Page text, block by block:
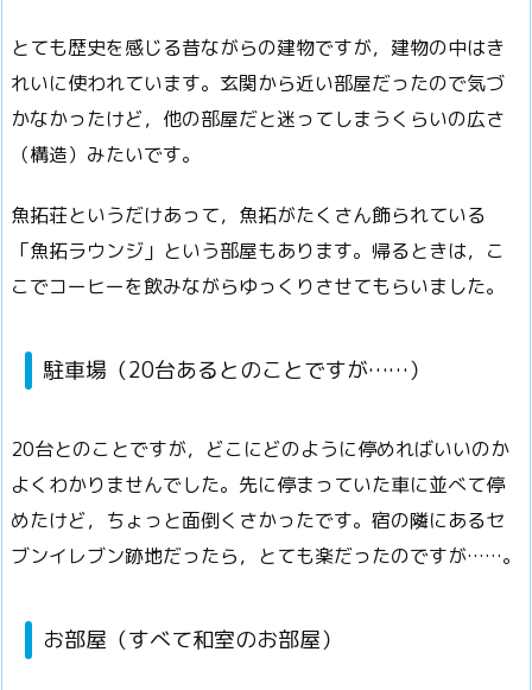
とても歴史を感じる昔ながらの建物ですが，建物の中はき
れいに使われています。玄関から近い部屋だったので気づ
かなかったけど，他の部屋だと迷ってしまうくらいの広さ
（構造）みたいです。
魚拓荘というだけあって，魚拓がたくさん飾られている
「魚拓ラウンジ」という部屋もあります。帰るときは，こ
こでコーヒーを飲みながらゆっくりさせてもらいました。
駐車場（20台あるとのことですが……）
20台とのことですが，どこにどのように停めればいいのか
よくわかりませんでした。先に停まっていた車に並べて停
めたけど，ちょっと面倒くさかったです。 宿の隣にあるセ
ブンイレブン跡地だったら，とても楽だったのですが……。
お部屋（すべて和室のお部屋）